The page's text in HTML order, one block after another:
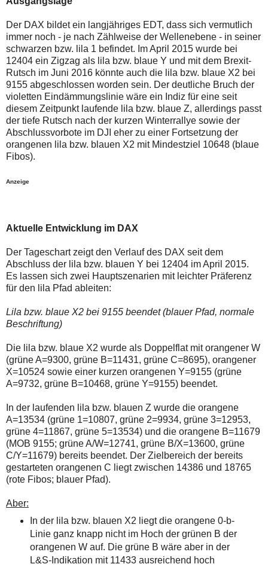
auch
gegen
die
Netiquette
oder
ein
Missbrauch
der
Kommentarfunktion
sein.
Bitte
überprüfen
Sie
Ihre
Browsereinstellungen
oder
und
zu
einem
Zeitpunkt
noch
einmal.
Sollte
das
weiterbestehen
bitte
ich
Kontaktaufnahme
per
Mail
robbys-
elliottwellen@online.de.
zur
Lösung
des
Problems
sind
die
Post
auch
auf
Plattform
online.de
verfügbar.
Alternativ
die
Post
auch
auf
der
Plattform
wallstreet-
online.de
verfügbar.
Der DAX bildet ein langjähriges EDT, dass sich vermutlich
immer noch - je nach Zählweise der Wellenebene - in seiner
schwarzen bzw. lila 1 befindet. Im April 2015 wurde bei
12404 ein Zigzag als lila bzw. blaue Y und mit dem Brexit-
Rutsch im Juni 2016 könnte auch die lila bzw. blaue X2 bei
9155 abgeschlossen worden sein. Der deutliche Bruch der
violetten Eindämmungslinie wäre ein Indiz für eine seit
diesem Zeitpunkt laufende lila bzw. blaue Z, allerdings passt
der tiefe Rutsch nach der kurzen Winterrallye sowie der
Abschlussvorbote im DJI eher zu einer Fortsetzung der
orangenen lila bzw. blauen X2 mit Mindestziel 10648 (blaue
Fibos).
Anzeige
Aktuelle Entwicklung im DAX
Der Tageschart zeigt den Verlauf des DAX seit dem
Abschluss der lila bzw. blauen Y bei 12404 im April 2015.
Es lassen sich zwei Hauptszenarien mit leichter Präferenz
für den lila Pfad ableiten:
Lila bzw. blaue X2 bei 9155 beendet (blauer Pfad, normale
Beschriftung)
Die lila bzw. blaue X2 wurde als Doppelflat mit orangener W
(grüne A=9300, grüne B=11431, grüne C=8695), orangener
X=10524 sowie einer kurzen orangenen Y=9155 (grüne
A=9732, grüne B=10468, grüne Y=9155) beendet.
In der laufenden lila bzw. blauen Z wurde die orangene
A=13534 (grüne 1=10807, grüne 2=9934, grüne 3=12953,
grüne 4=11867, grüne 5=13534) und die orangene B=11679
(MOB 9155; grüne A/W=12741, grüne B/X=13600, grüne
C/Y=11679) bereits beendet. Der Zielbereich der bereits
gestarteten orangenen C liegt zwischen 14386 und 18765
(rote Fibos; blauer Pfad).
Aber:
In der lila bzw. blauen X2 liegt die orangene 0-b-
Linie ganz knapp nicht im Hoch der grünen B der
orangenen W auf. Die grüne B wäre aber in der
L&S-Indikation mit 11433 ausreichend hoch